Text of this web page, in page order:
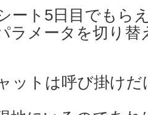
ート5日目でもら
ラメータを切り替
ットは呼び掛け